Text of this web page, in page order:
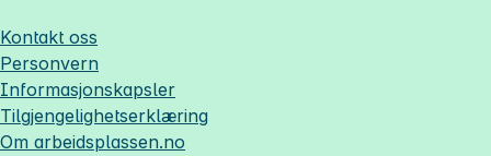
Kontakt oss
Personvern
Informasjonskapsler
Tilgjengelighetserklæring
Om arbeidsplassen.no